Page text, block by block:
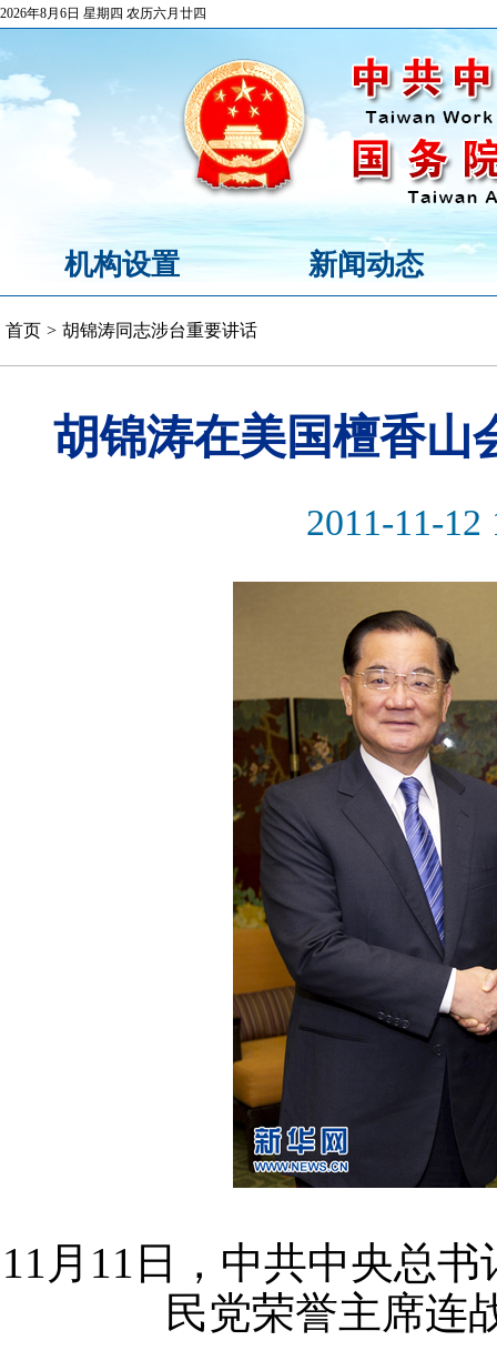
2026年8月6日 星期四 农历六月廿四
机构设置 新闻动态
首页 > 胡锦涛同志涉台重要讲话
胡锦涛在美国檀香山
2011-11-12
11月11日，中共中央总
民党荣誉主席连